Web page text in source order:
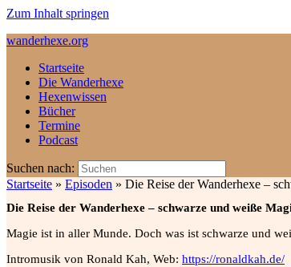
Zum Inhalt springen
wanderhexe.org
Startseite
Die Wanderhexe
Hexenwissen
Bücher
Termine
Podcast
Suchen nach:
Startseite » Episoden » Die Reise der Wanderhexe –
Die Reise der Wanderhexe – schwarze und weiße
Magie ist in aller Munde. Doch was ist schwarze und
Intromusik von Ronald Kah, Web: https://ronaldkah.de/